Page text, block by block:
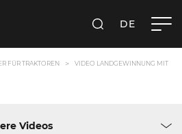
SUCHEN
DE
FÜR TRAKTOREN
VIDEO LANDGEWINNUNG MIT
Videos